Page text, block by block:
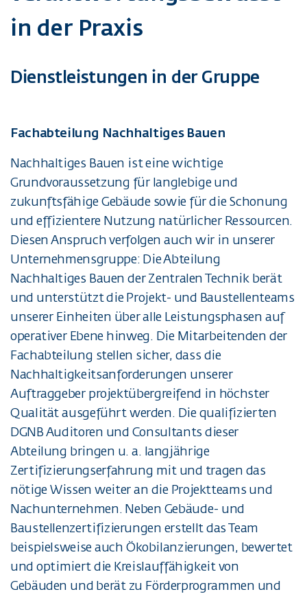
in der Praxis
Dienstleistungen in der Gruppe
Fachabteilung Nachhaltiges Bauen
Nachhaltiges Bauen ist eine wichtige
Grundvoraussetzung für langlebige und
zukunftsfähige Gebäude sowie für die Schonung
und effizientere Nutzung natürlicher Ressourcen.
Diesen Anspruch verfolgen auch wir in unserer
Unternehmensgruppe: Die Abteilung
Nachhaltiges Bauen der Zentralen Technik berät
und unterstützt die Projekt- und Baustellenteams
unserer Einheiten über alle Leistungsphasen auf
operativer Ebene hinweg. Die Mitarbeitenden der
Fachabteilung stellen sicher, dass die
Nachhaltigkeitsanforderungen unserer
Auftraggeber projektübergreifend in höchster
Qualität ausgeführt werden. Die qualifizierten
DGNB Auditoren und Consultants dieser
Abteilung bringen u. a. langjährige
Zertifizierungserfahrung mit und tragen das
nötige Wissen weiter an die Projektteams und
Nachunternehmen. Neben Gebäude- und
Baustellenzertifizierungen erstellt das Team
beispielsweise auch Ökobilanzierungen, bewertet
und optimiert die Kreislauffähigkeit von
Gebäuden und berät zu Förderprogrammen und